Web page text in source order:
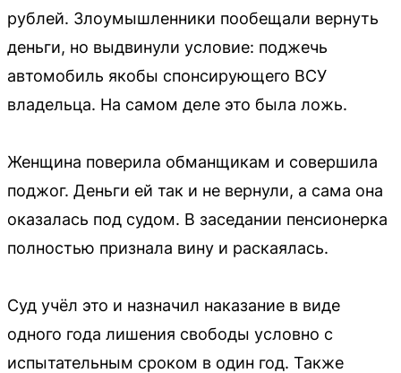
рублей. Злоумышленники пообещали вернуть
деньги, но выдвинули условие: поджечь
автомобиль якобы спонсирующего ВСУ
владельца. На самом деле это была ложь.
Женщина поверила обманщикам и совершила
поджог. Деньги ей так и не вернули, а сама она
оказалась под судом. В заседании пенсионерка
полностью признала вину и раскаялась.
Суд учёл это и назначил наказание в виде
одного года лишения свободы условно с
испытательным сроком в один год. Также